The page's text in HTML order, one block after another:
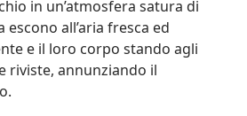
in un’atmosfera satura di
all’aria fresca ed
e il loro corpo stando agli
riviste, annunziando il